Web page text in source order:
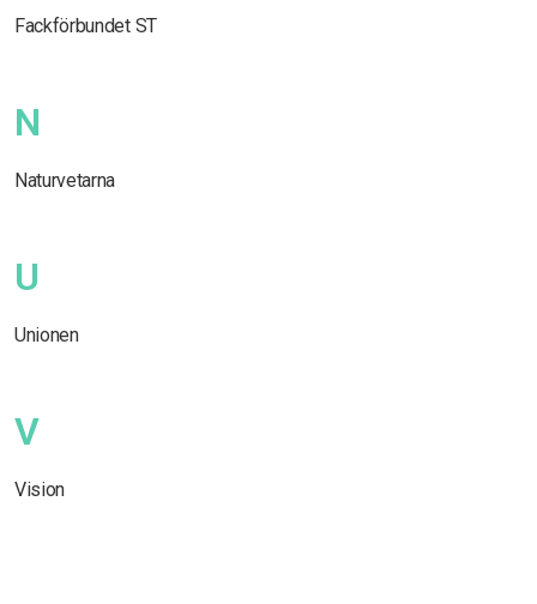
Fackförbundet ST
N
Naturvetarna
U
Unionen
V
Vision